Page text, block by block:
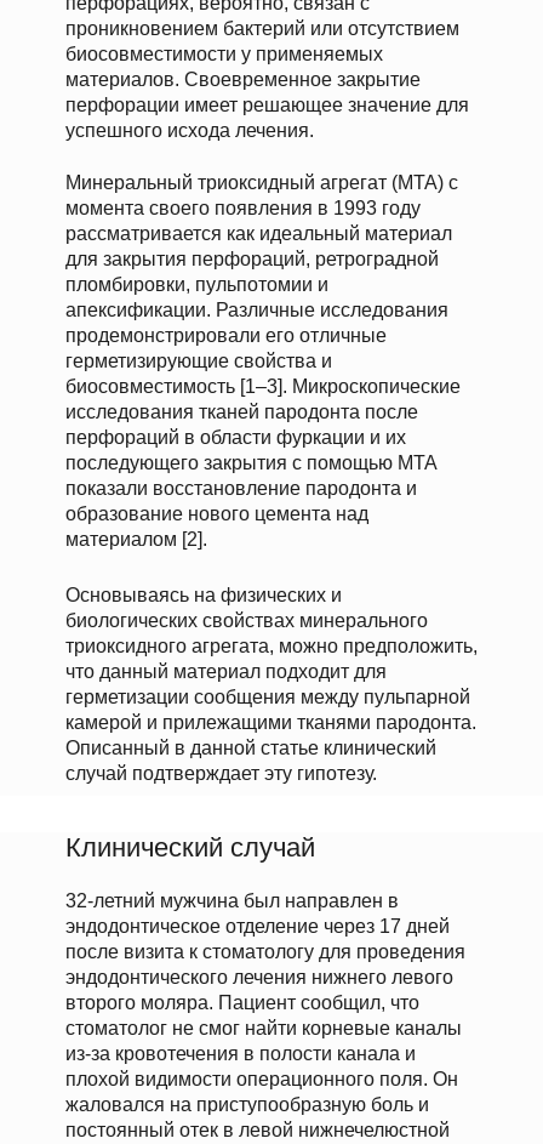
проникновением бактерий или отсутствием
биосовместимости у применяемых
материалов. Своевременное закрытие
перфорации имеет решающее значение для
успешного исхода лечения.
Основываясь на физических и
биологических свойствах минерального
триоксидного агрегата, можно предположить,
что данный материал подходит для
герметизации сообщения между пульпарной
камерой и прилежащими тканями пародонта.
Описанный в данной статье клинический
случай подтверждает эту гипотезу.
Минеральный триоксидный агрегат (MTA) с
момента своего появления в 1993 году
рассматривается как идеальный материал
для закрытия перфораций, ретроградной
пломбировки, пульпотомии и
апексификации. Различные исследования
продемонстрировали его отличные
герметизирующие свойства и
биосовместимость [1–3]. Микроскопические
исследования тканей пародонта после
перфораций в области фуркации и их
последующего закрытия с помощью MTA
показали восстановление пародонта и
образование нового цемента над
материалом [2].
Клинический случай
32-летний мужчина был направлен в
эндодонтическое отделение через 17 дней
после визита к стоматологу для проведения
эндодонтического лечения нижнего левого
второго моляра. Пациент сообщил, что
стоматолог не смог найти корневые каналы
из-за кровотечения в полости канала и
плохой видимости операционного поля. Он
жаловался на приступообразную боль и
постоянный отек в левой нижнечелюстной